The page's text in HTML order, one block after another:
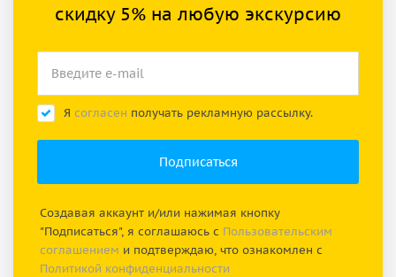
скидку 5% на любую экскурсию
Я согласен получать рекламную рассылку.
Создавая аккаунт и/или нажимая кнопку
"Подписаться", я соглашаюсь с Пользовательским
соглашением и подтверждаю, что ознакомлен с
Политикой конфиденциальности